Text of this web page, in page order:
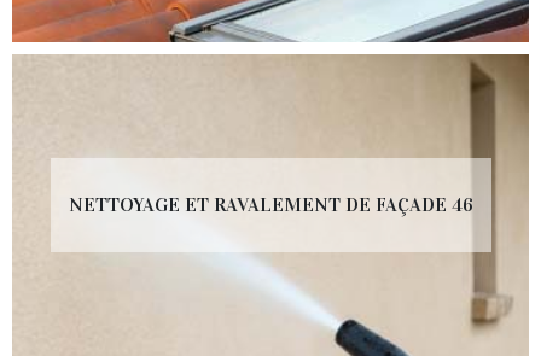
NETTOYAGE ET RAVALEMENT DE FAÇADE 46